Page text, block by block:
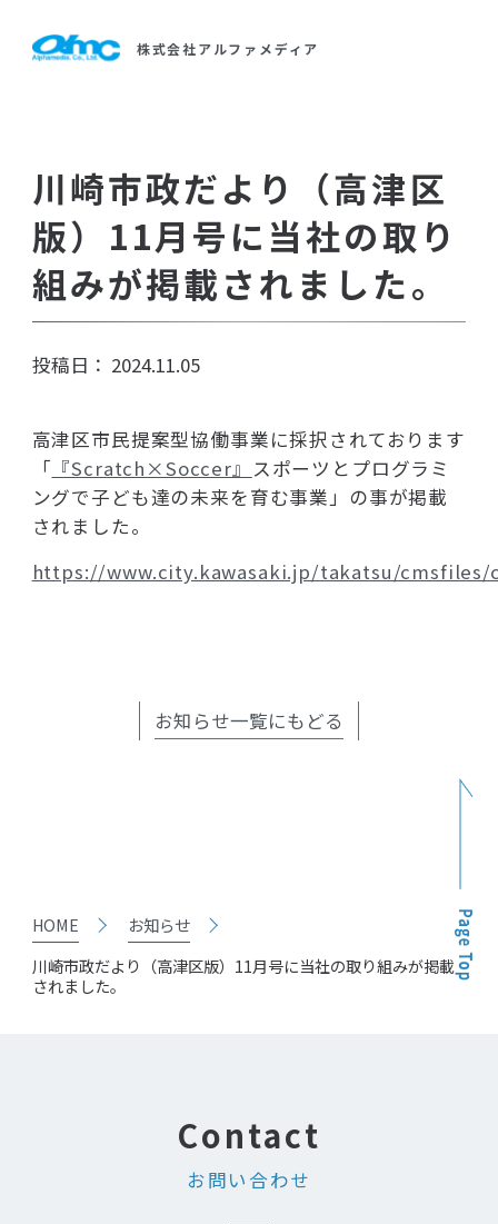
株式会社アルファメディア
ソフトウエア開発
人材派遣・SES
会社案内
事業内容
沿革
組織図アクセスマップ
採用情報
サイトマップ
川崎市政だより（高津区
版）11月号に当社の取り
組みが掲載されました。
投稿日： 2024.11.05
高津区市民提案型協働事業に採択されております
「 『Scratch×Soccer』 スポーツとプログラミ
ングで子ども達の未来を育む事業」の事が掲載
されました。
https://www.city.kawasaki.jp/takatsu/cmsfiles/
お知らせ一覧にもどる
HOME
お知らせ
川崎市政だより（高津区版）11月号に当社の取り組みが掲載
されました。
お問い合わせ